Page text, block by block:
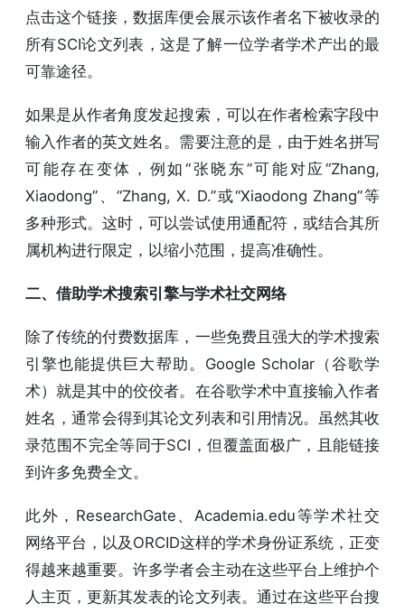
点击这个链接，数据库便会展示该作者名下被收录的
所有SCI论文列表，这是了解一位学者学术产出的最
可靠途径。
如果是从作者角度发起搜索，可以在作者检索字段中
输入作者的英文姓名。需要注意的是，由于姓名拼写
可能存在变体，例如“张晓东”可能对应“Zhang,
Xiaodong”、“Zhang, X. D.”或“Xiaodong Zhang”等
多种形式。这时，可以尝试使用通配符，或结合其所
属机构进行限定，以缩小范围，提高准确性。
二、借助学术搜索引擎与学术社交网络
除了传统的付费数据库，一些免费且强大的学术搜索
引擎也能提供巨大帮助。Google Scholar（谷歌学
术）就是其中的佼佼者。在谷歌学术中直接输入作者
姓名，通常会得到其论文列表和引用情况。虽然其收
录范围不完全等同于SCI，但覆盖面极广，且能链接
到许多免费全文。
此外，ResearchGate、Academia.edu等学术社交
网络平台，以及ORCID这样的学术身份证系统，正变
得越来越重要。许多学者会主动在这些平台上维护个
人主页，更新其发表的论文列表。通过在这些平台搜